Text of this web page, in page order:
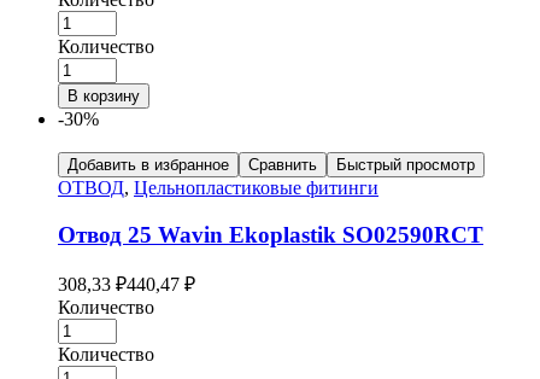
Количество
В корзину
-30%
Добавить в избранное Сравнить Быстрый просмотр
ОТВОД, Цельнопластиковые фитинги
Отвод 25 Wavin Ekoplastik SO02590RCT
308,33 ₽440,47 ₽
Количество
Количество